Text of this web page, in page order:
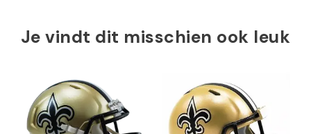
Je vindt dit misschien ook leuk